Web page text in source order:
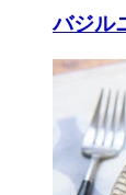
バジル